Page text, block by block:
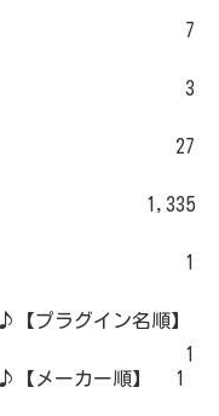
7
3
27
1,335
1
プラグイン名順】
1
【メーカー順】
1